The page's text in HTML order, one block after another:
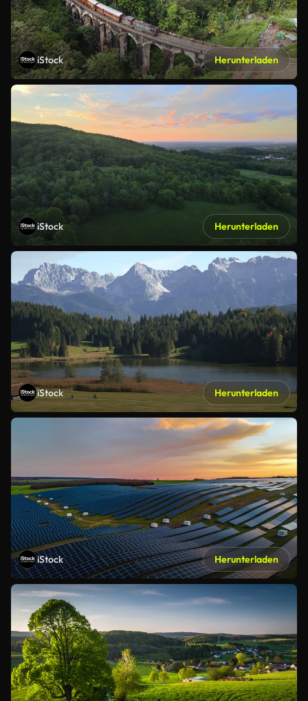
iStock Herunterladen
iStock Herunterladen
iStock Herunterladen
iStock Herunterladen